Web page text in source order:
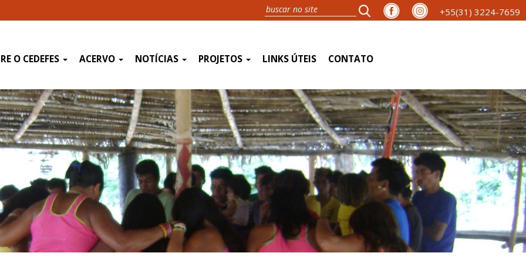
+55(31) 3224-7659
O CEDEFES ACERVO NOTÍCIAS PROJETOS LINKS ÚTEIS CONTATO